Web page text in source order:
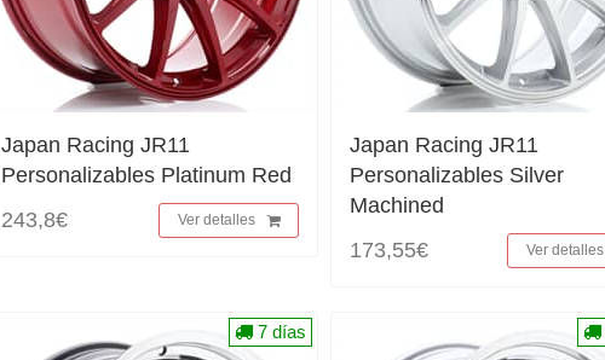
Japan Racing JR11
Personalizables Platinum Red
243,8€
Ver detalles
Japan Racing JR11
Personalizables Silver
Machined
173,55€
Ver detalles
7 días